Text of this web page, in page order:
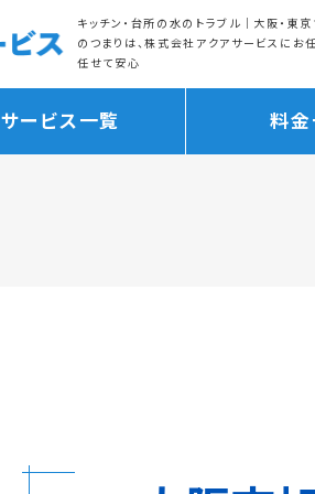
キッチン・台所の水のトラブル｜大阪・東
のつまりは、株式会社アクアサービスにお
任せて安心
サービス一覧 料